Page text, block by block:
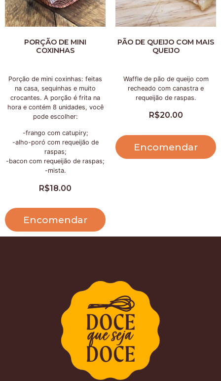
PORÇÃO DE MINI
COXINHAS
Porção de mini coxinhas: feitas
na casa, sequinhas e muito
crocantes. A porção é frita na
hora e contém 8 unidades, você
pode escolher:
-frango com catupiry;
-alho-poró com requeijão de
raspas;
-bacon com requeijão de raspas;
-mista.
R$18.00
Encomendar
PÃO DE QUEIJO COM MAIS
QUEIJO
Waffle de pão de queijo com
recheado com canastra e
requeijão de raspas.
R$20.00
Encomendar